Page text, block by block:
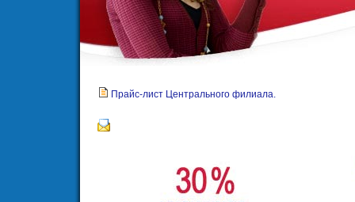
Прайс-лист Центрального филиала.